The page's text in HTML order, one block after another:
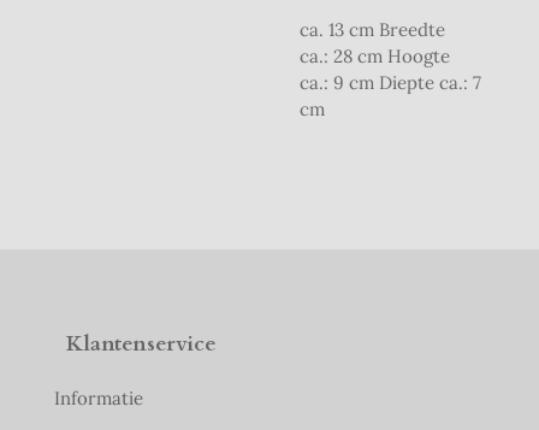
ca. 13 cm Breedte
ca.: 28 cm Hoogte
ca.: 9 cm Diepte ca.: 7
cm
Klantenservice
Informatie